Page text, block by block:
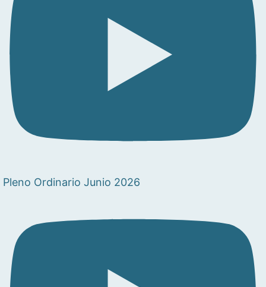
Pleno Ordinario Junio 2026